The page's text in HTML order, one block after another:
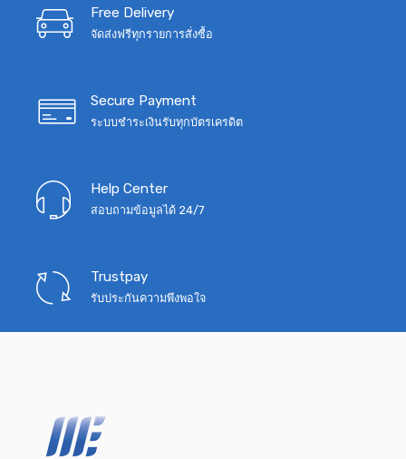
Free Delivery
จัดส่งฟรีทุกรายการสั่งซื้อ
Secure Payment
ระบบชำระเงินรับทุกบัตรเครดิต
Help Center
สอบถามข้อมูลได้ 24/7
Trustpay
รับประกันความพึงพอใจ